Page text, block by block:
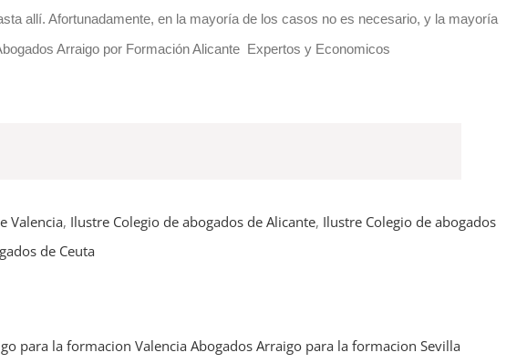
allí. Afortunadamente, en la mayoría de los casos no es necesario, y la mayoría
Arraigo por Formación Alicante Expertos y Economicos
Valencia, Ilustre Colegio de abogados de Alicante, Ilustre Colegio de abogados
de Ceuta
para la formacion Valencia Abogados Arraigo para la formacion Sevilla